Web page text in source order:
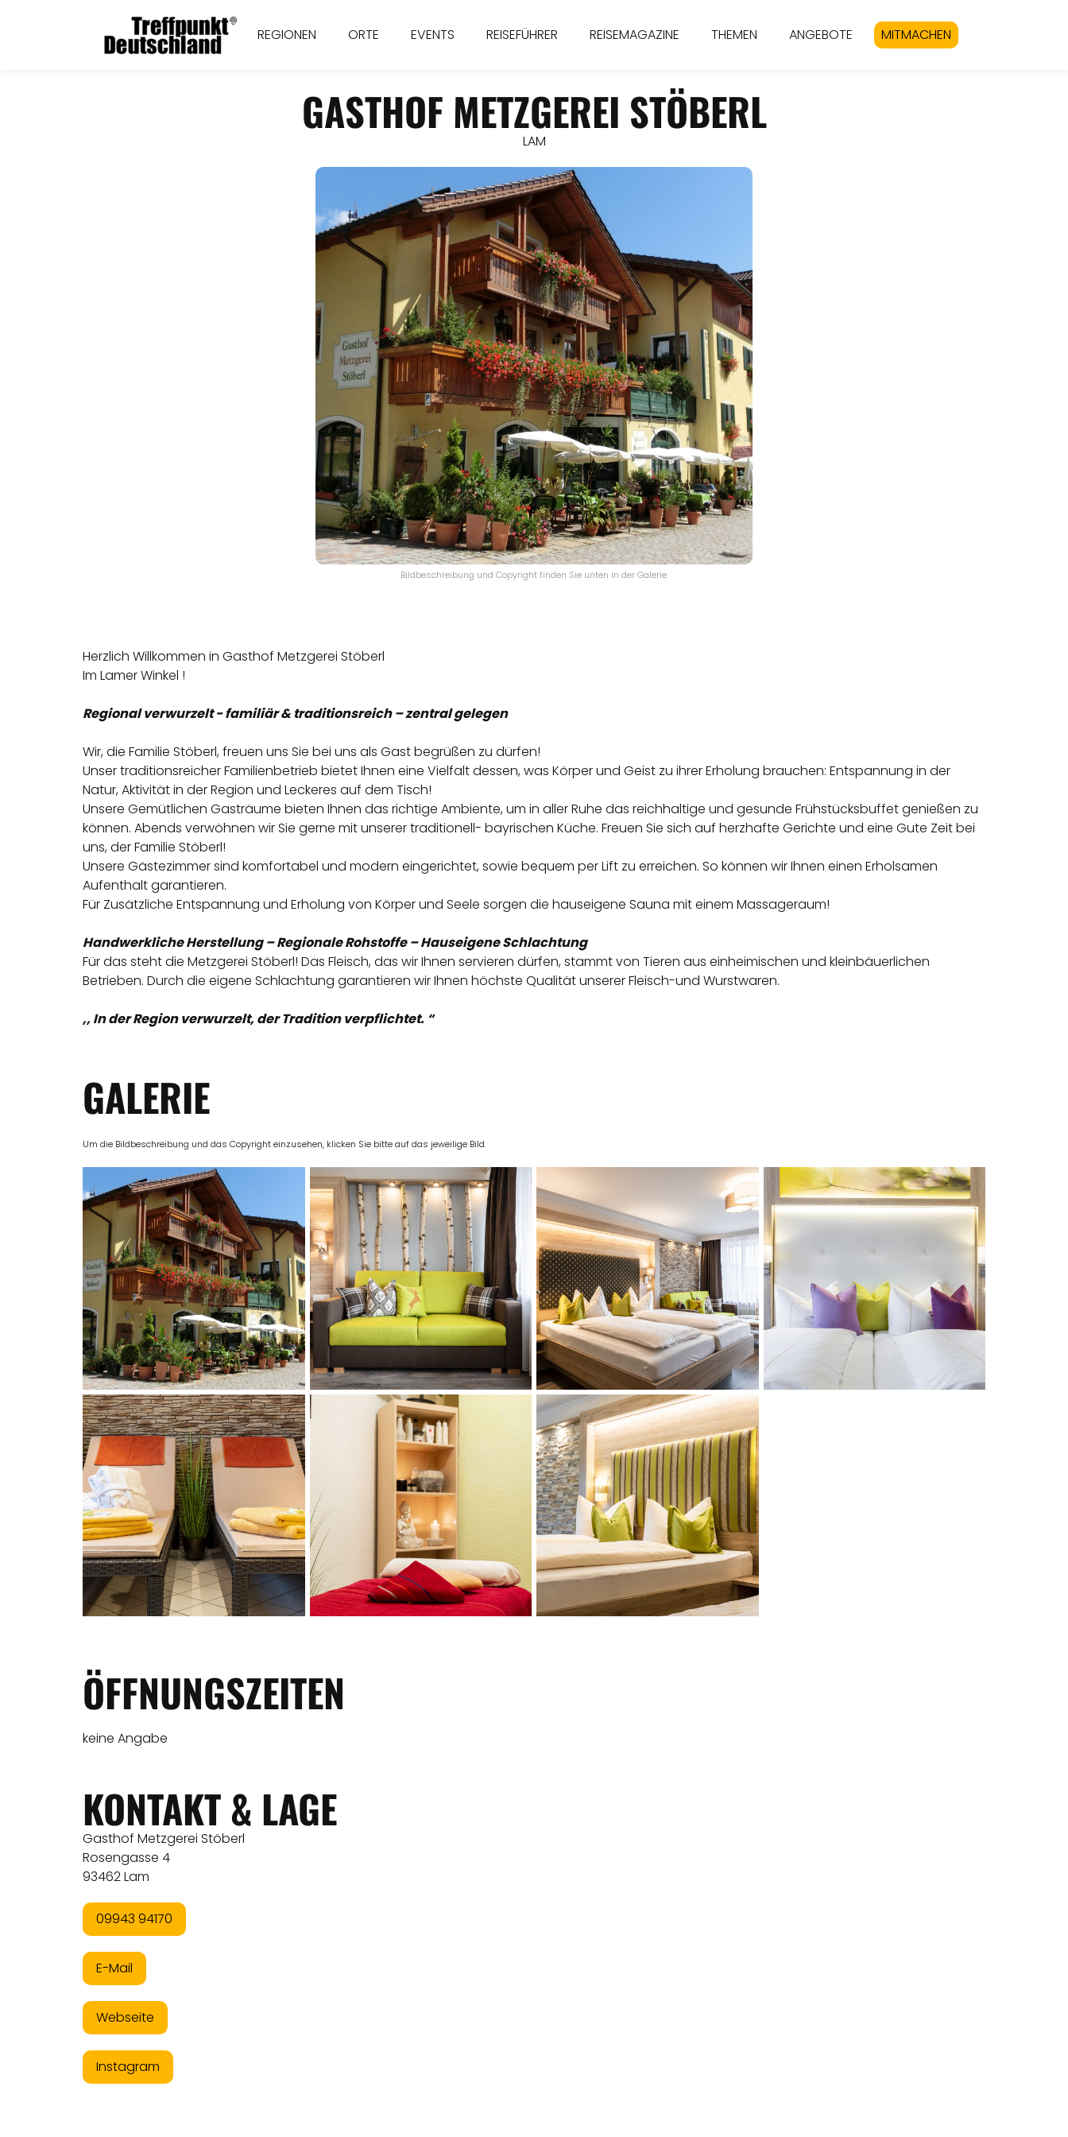
REGIONEN ORTE EVENTS REISEFÜHRER REISEMAGAZINE THEMEN ANGEBOTE MITMACHEN
GASTHOF METZGEREI STÖBERL
LAM
Bildbeschreibung und Copyright finden Sie unten in der Galerie.
Herzlich Willkommen in Gasthof Metzgerei Stöberl
Im Lamer Winkel !
Regional verwurzelt - familiär & traditionsreich – zentral gelegen
Wir, die Familie Stöberl, freuen uns Sie bei uns als Gast begrüßen zu dürfen!
Unser traditionsreicher Familienbetrieb bietet Ihnen eine Vielfalt dessen, was Körper und Geist zu ihrer Erholung brauchen: Entspannung in der
Natur, Aktivität in der Region und Leckeres auf dem Tisch!
Unsere Gemütlichen Gasträume bieten Ihnen das richtige Ambiente, um in aller Ruhe das reichhaltige und gesunde Frühstücksbuffet genießen zu
können. Abends verwöhnen wir Sie gerne mit unserer traditionell- bayrischen Küche. Freuen Sie sich auf herzhafte Gerichte und eine Gute Zeit bei
uns, der Familie Stöberl!
Unsere Gästezimmer sind komfortabel und modern eingerichtet, sowie bequem per Lift zu erreichen. So können wir Ihnen einen Erholsamen
Aufenthalt garantieren.
Für Zusätzliche Entspannung und Erholung von Körper und Seele sorgen die hauseigene Sauna mit einem Massageraum!
Handwerkliche Herstellung – Regionale Rohstoffe – Hauseigene Schlachtung
Für das steht die Metzgerei Stöberl! Das Fleisch, das wir Ihnen servieren dürfen, stammt von Tieren aus einheimischen und kleinbäuerlichen
Betrieben. Durch die eigene Schlachtung garantieren wir Ihnen höchste Qualität unserer Fleisch-und Wurstwaren.
,, In der Region verwurzelt, der Tradition verpflichtet. “
GALERIE
Um die Bildbeschreibung und das Copyright einzusehen, klicken Sie bitte auf das jeweilige Bild.
ÖFFNUNGSZEITEN
keine Angabe
KONTAKT & LAGE
Gasthof Metzgerei Stöberl
Rosengasse 4
93462 Lam
09943 94170
E-Mail
Webseite
Instagram